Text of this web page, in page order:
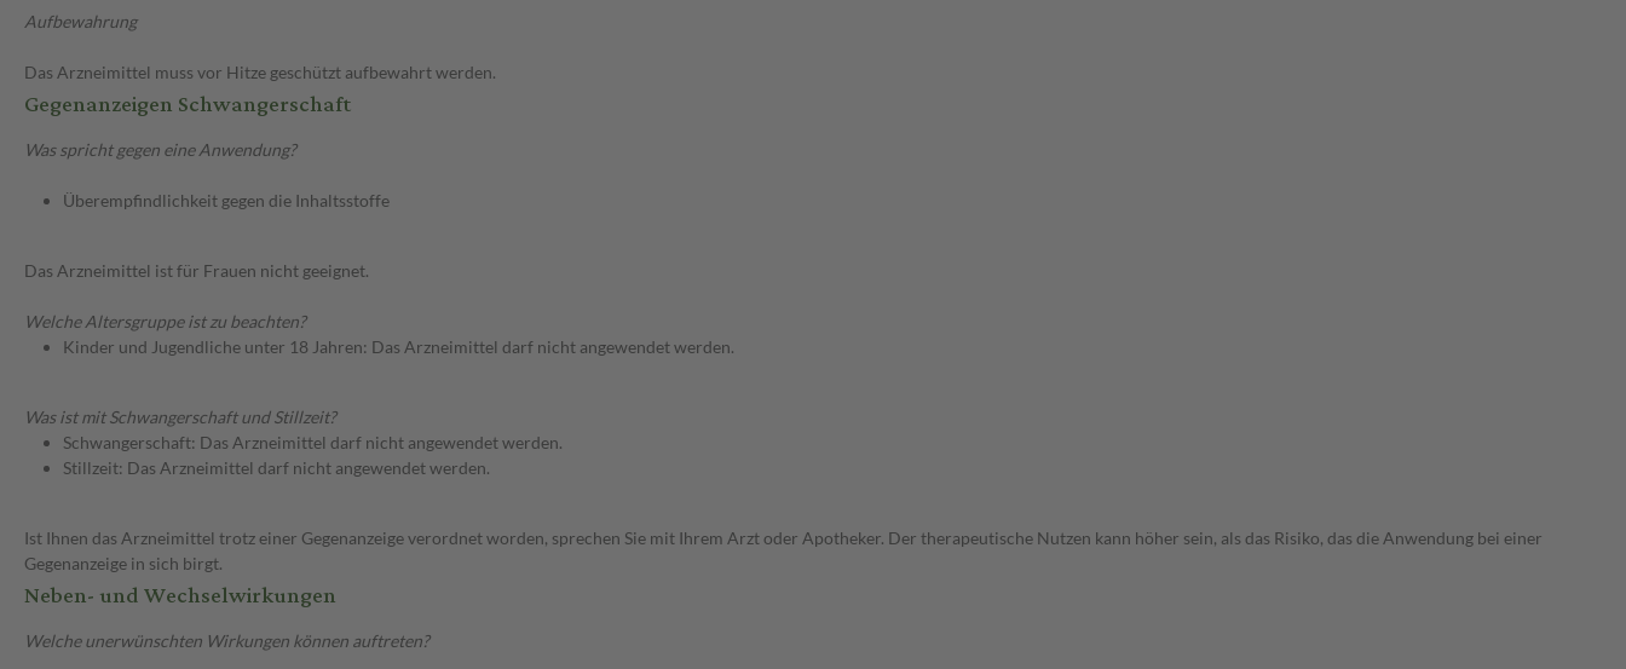
Aufbewahrung
Das Arzneimittel muss vor Hitze geschützt aufbewahrt werden.
Gegenanzeigen Schwangerschaft
Was spricht gegen eine Anwendung?
Überempfindlichkeit gegen die Inhaltsstoffe
Das Arzneimittel ist für Frauen nicht geeignet.
Welche Altersgruppe ist zu beachten?
Kinder und Jugendliche unter 18 Jahren: Das Arzneimittel darf nicht angewendet werden.
Was ist mit Schwangerschaft und Stillzeit?
Schwangerschaft: Das Arzneimittel darf nicht angewendet werden.
Stillzeit: Das Arzneimittel darf nicht angewendet werden.
Ist Ihnen das Arzneimittel trotz einer Gegenanzeige verordnet worden, sprechen Sie mit Ihrem Arzt oder Apotheker. Der therapeutische Nutzen kann höher sein, als das Risiko, das die Anwendung bei einer
Gegenanzeige in sich birgt.
Neben- und Wechselwirkungen
Welche unerwünschten Wirkungen können auftreten?